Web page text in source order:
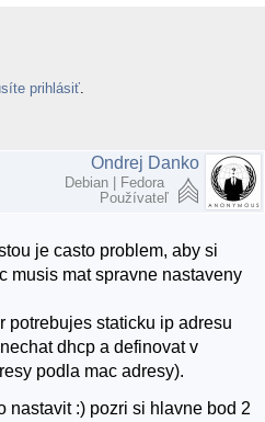
prihlásiť
Ondrej Danko
Debian | Fedora
Používateľ
je casto problem, aby si
musis mat spravne nastaveny
potrebujes staticku ip adresu
dhcp a definovat v
podla mac adresy).
nastavit :) pozri si hlavne bod 2